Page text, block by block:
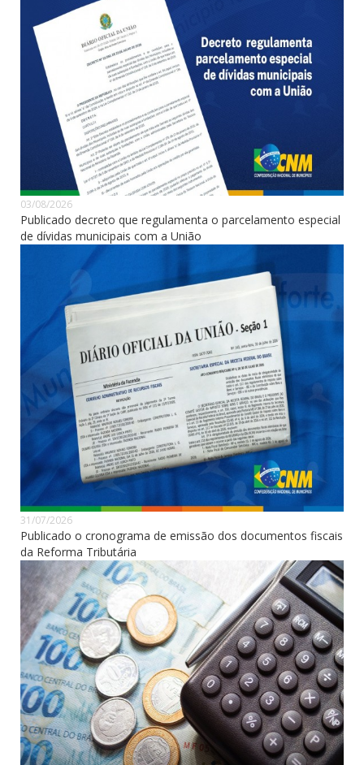
03/08/2026
Publicado decreto que regulamenta o parcelamento especial
de dívidas municipais com a União
31/07/2026
Publicado o cronograma de emissão dos documentos fiscais
da Reforma Tributária